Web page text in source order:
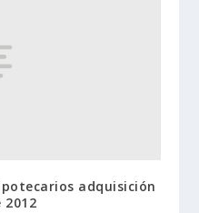
adquisición